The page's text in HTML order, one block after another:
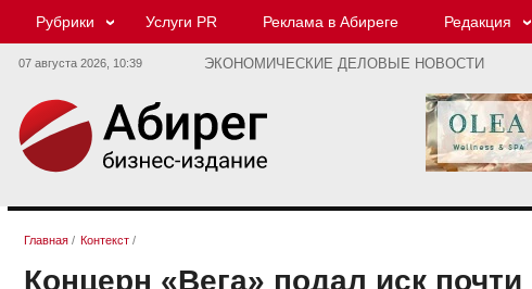
Рубрики Услуги PR Реклама в Абиреге Редакция
07 августа 2026, 10:39 ЭКОНОМИЧЕСКИЕ ДЕЛОВЫЕ НОВОСТИ
Главная / Контекст /
Концерн «Вега» подал иск